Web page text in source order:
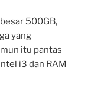
500GB,
yang
itu pantas
i3 dan RAM